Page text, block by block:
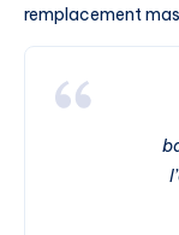
remplacement